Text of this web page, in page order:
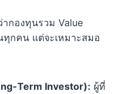
กองทุนรวม Value
ทุกคน แต่จะเหมาะสมอ
Term Investor): ผู้ที่